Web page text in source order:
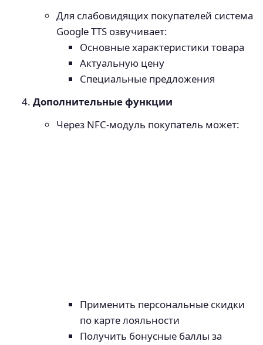
Для слабовидящих покупателей система
Google TTS озвучивает:
Основные характеристики товара
Актуальную цену
Специальные предложения
Дополнительные функции
Через NFC-модуль покупатель может:
Применить персональные скидки
по карте лояльности
Получить бонусные баллы за